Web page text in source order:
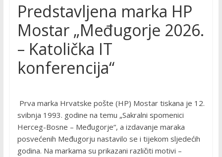
Predstavljena marka HP
Mostar „Međugorje 2026.
– Katolička IT
konferencija“
Prva marka Hrvatske pošte (HP) Mostar tiskana je 12.
svibnja 1993. godine na temu „Sakralni spomenici
Herceg-Bosne – Međugorje“, a izdavanje maraka
posvećenih Međugorju nastavilo se i tijekom sljedećih
godina. Na markama su prikazani različiti motivi –